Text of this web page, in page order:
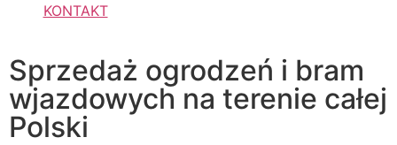
KONTAKT
Sprzedaż ogrodzeń i bram
wjazdowych na terenie całej
Polski